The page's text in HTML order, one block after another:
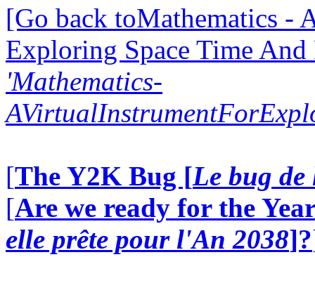
[Go back toMathematics -
Exploring Space Time
'Mathematics-
[The Y2K Bug [Le bug
[Are we ready for the
elle prête pour l'An 2038]?